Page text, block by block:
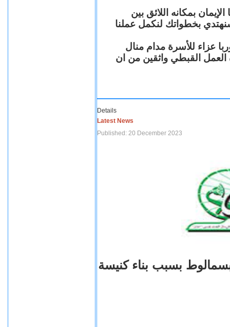
بمكانه اللائق بين
بخطواتك لنكمل عملنا
عزاء للأسرة مدام منال
العمل القبطي واثقين من ان
Details
Latest News
Published: 20 December 2023
بسبب بناء كنيسة